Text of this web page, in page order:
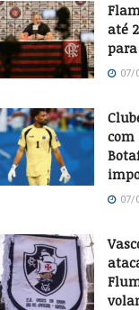
até
07/
com
07/